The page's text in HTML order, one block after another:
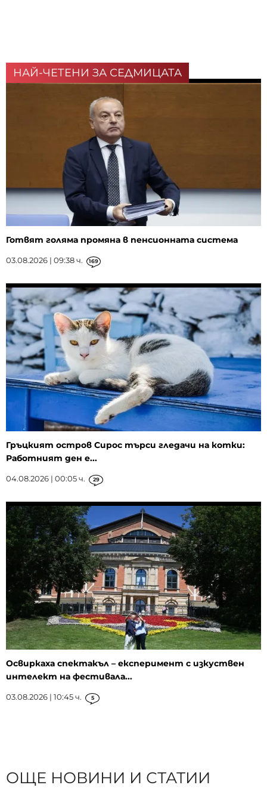
НАЙ-ЧЕТЕНИ ЗА СЕДМИЦАТА
Готвят голяма промяна в пенсионната система
03.08.2026 | 09:38 ч. 169
Гръцкият остров Сирос търси гледачи на котки:
Работният ден е...
04.08.2026 | 00:05 ч. 29
Освиркаха спектакъл – експеримент с изкуствен
интелект на фестивала...
03.08.2026 | 10:45 ч. 5
ОЩЕ НОВИНИ И СТАТИИ